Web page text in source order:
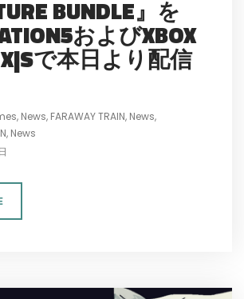
BUNDLE』を
およびXBOX
で本日より配信
, News, FARAWAY TRAIN, News,
, News